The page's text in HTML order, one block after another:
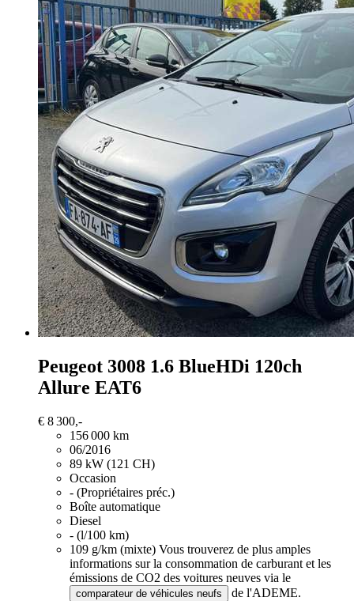
Peugeot 3008 1.6 BlueHDi 120ch
Allure EAT6
€ 8 300,-
156 000 km
06/2016
89 kW (121 CH)
Occasion
- (Propriétaires préc.)
Boîte automatique
Diesel
- (l/100 km)
109 g/km (mixte) Vous trouverez de plus amples
informations sur la consommation de carburant et les
émissions de CO2 des voitures neuves via le
comparateur de véhicules neufs
de l'ADEME.